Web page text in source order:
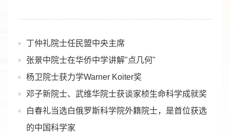
丁仲礼院士任民盟中央主席
张景中院士在华侨中学讲解"点几何"
杨卫院士获力学Warner Koiter奖
邓子新院士、武维华院士获谈家桢生命科学成就奖
白春礼当选白俄罗斯科学院外籍院士，是首位获选
的中国科学家